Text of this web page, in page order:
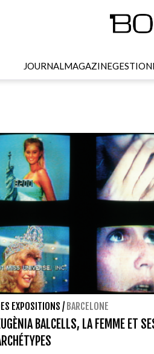
JOURNALMAGAZINE
EXPOSITIONS / BARCELONE
BALCELLS, LA FEMME ET